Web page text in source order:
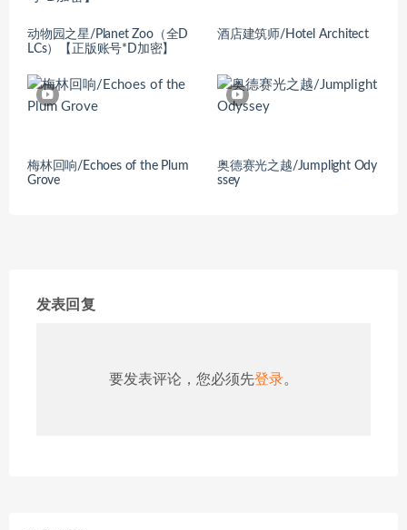
动物园之星/Planet Zoo（全D
LCs）【正版账号*D加密】
酒店建筑师/Hotel Architect
梅林回响/Echoes of the Plum
Grove
奥德赛光之越/Jumplight Ody
ssey
发表回复
要发表评论，您必须先登录。